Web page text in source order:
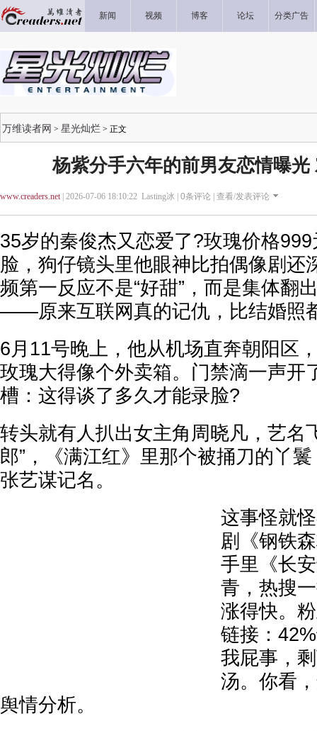
新闻 视频 博客 论坛 分类广告
万维读者网 > 星光灿烂 > 正文
杨紫分手六年的前男友恋情曝光
www.creaders.net| 2026-07-06 18:10:22 Lasting冰 | 0条评论 | 查看/发表评论
35岁的秦俊杰又恋爱了?玫瑰价格
脸，狗仔镜头里他眼神比拍偶像剧还
频第一反应不是“好甜”，而是集体翻
——原来互联网真的记仇，比结婚照
6月11号晚上，他从机场直奔朝阳区
玫瑰大得像个外卖箱。门禁滴一声开
槽：这得谈了多久才能录脸?
转头就有人扒出女主角周晓凡，艺名
郎”，《满江红》里那个被捅刀的丫
张艺谋记名。
这事怪就
剧《钢铁
手里《长
青，热搜
涨得快。
链接：
我屁事，
汤。你看
舆情分析。